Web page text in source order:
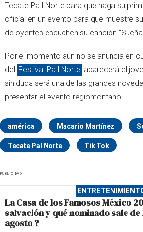
Tecate Pa"l Norte para que haga su
oficial en un evento para que muestre
de oyentes escuchen su canción
Por el momento aún no se anuncia en
del Festival Pa"l Norte aparecerá el
sin duda será una de las grandes
presentar el evento regiomontano.
américa Macario Martínez
Tecate Pal Norte Tik Tok
PUBLICIDAD
La Casa de los Famosos México
salvación y qué nominado sale de
agosto ?